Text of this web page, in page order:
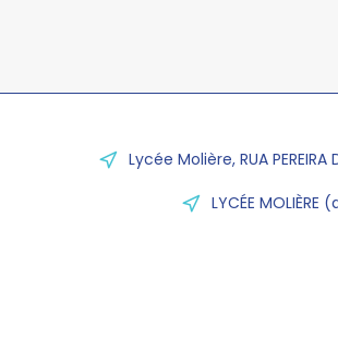
Lycée Molière, RUA
LYCÉE MOLIÈRE